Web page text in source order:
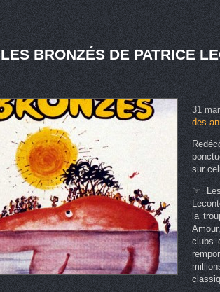
LES BRONZÉS DE PATRICE
31
des
sur
☞
la
clubs